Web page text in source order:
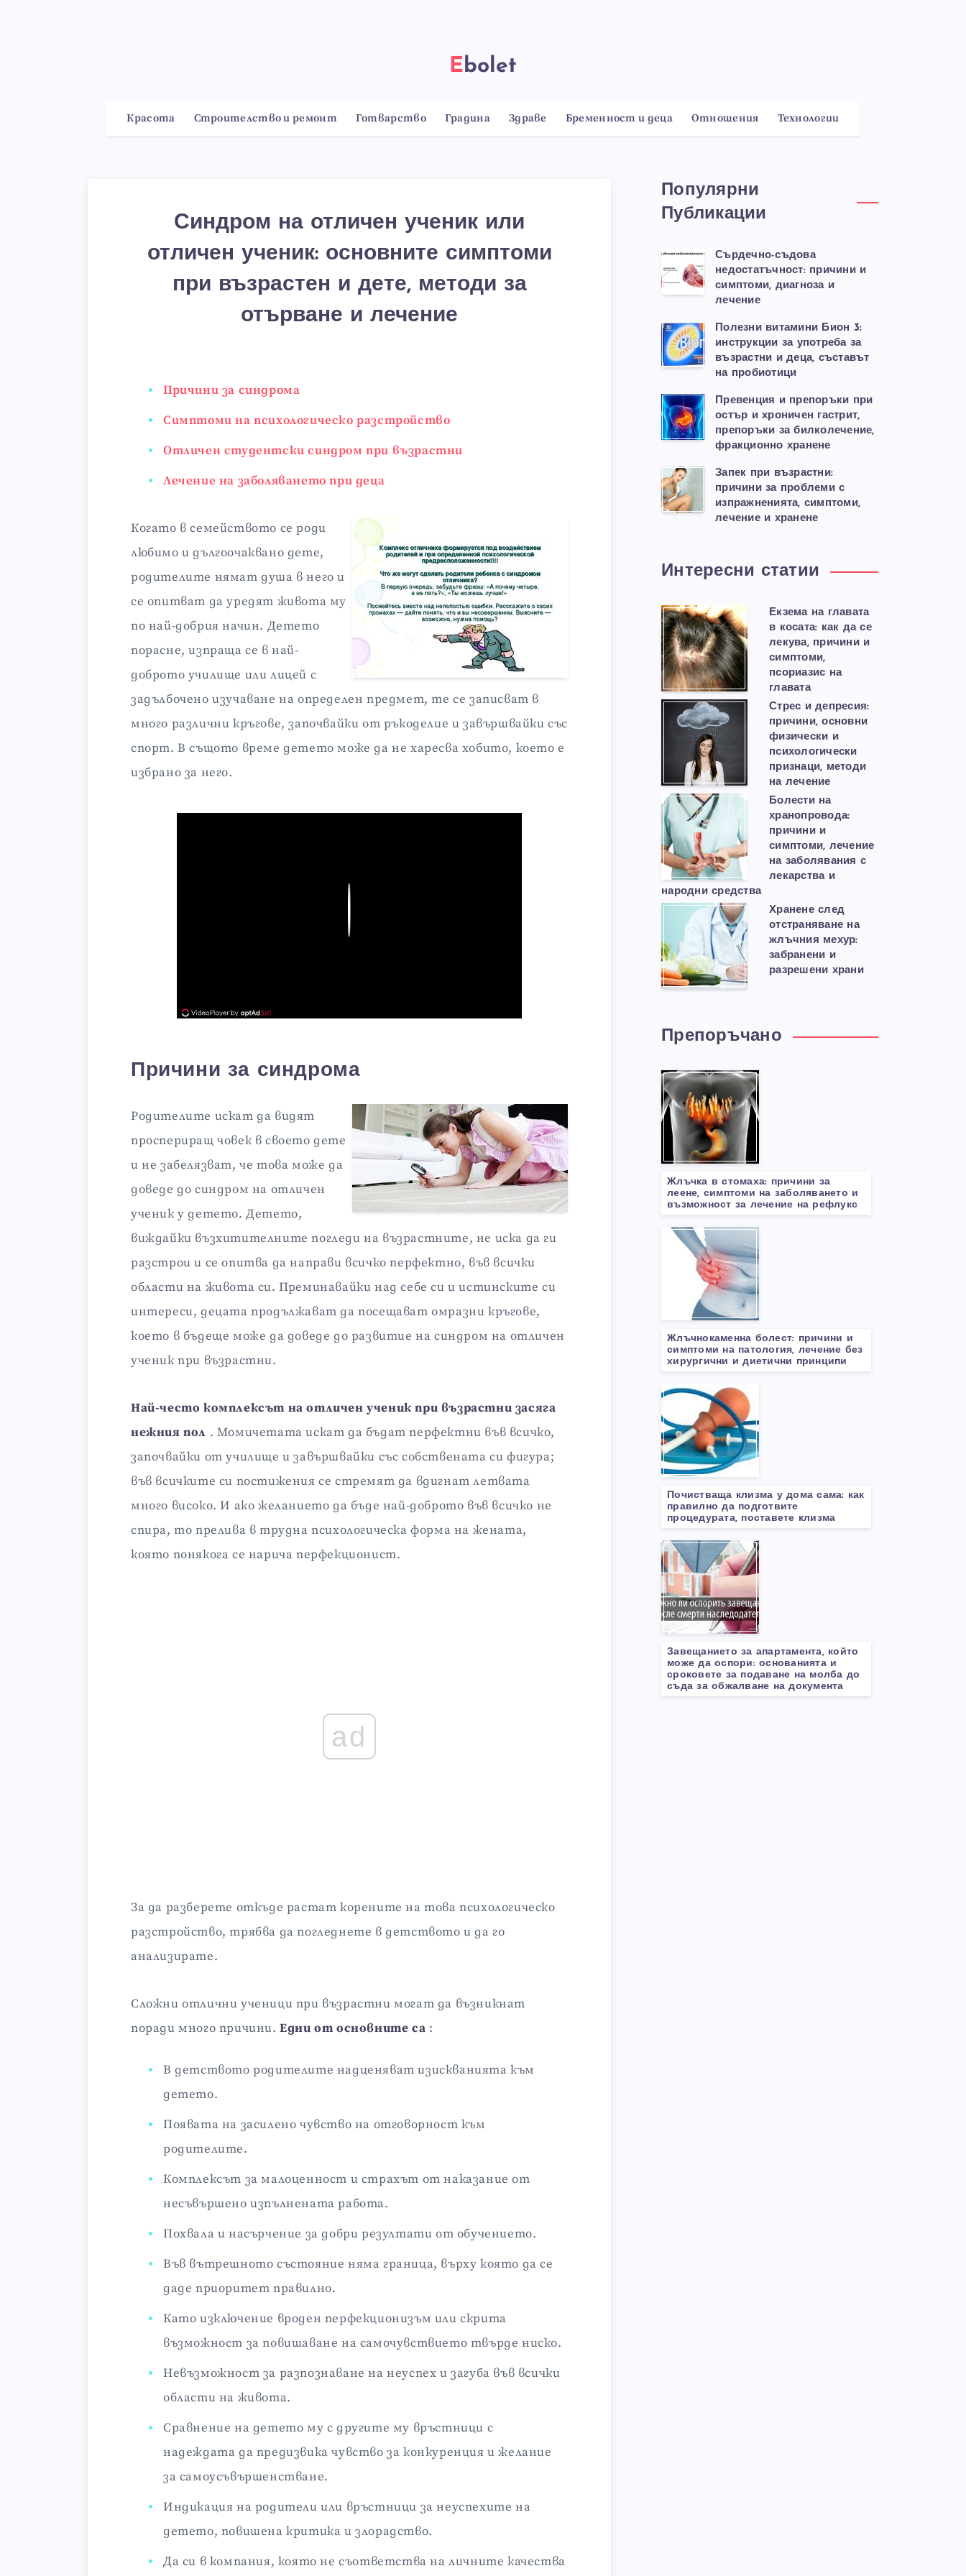
Ebolet
Красота Строителство и ремонт Готварство Градина Здраве Бременност и деца Отношения Технологии
Синдром на отличен ученик или
отличен ученик: основните симптоми
при възрастен и дете, методи за
отърване и лечение
Причини за синдрома
Симптоми на психологическо разстройство
Отличен студентски синдром при възрастни
Лечение на заболяването при деца
Когато в семейството се роди
любимо и дългоочаквано дете,
родителите нямат душа в него и
се опитват да уредят живота му
по най-добрия начин. Детето
порасне, изпраща се в най-
доброто училище или лицей с
задълбочено изучаване на определен предмет, те се записват в
много различни кръгове, започвайки от ръкоделие и завършвайки със
спорт. В същото време детето може да не харесва хобито, което е
избрано за него.
Причини за синдрома
Родителите искат да видят
проспериращ човек в своето дете
и не забелязват, че това може да
доведе до синдром на отличен
ученик у детето. Детето,
виждайки възхитителните погледи на възрастните, не иска да ги
разстрои и се опитва да направи всичко перфектно, във всички
области на живота си. Преминавайки над себе си и истинските си
интереси, децата продължават да посещават омразни кръгове,
което в бъдеще може да доведе до развитие на синдром на отличен
ученик при възрастни.
Най-често комплексът на отличен ученик при възрастни засяга
нежния пол . Момичетата искат да бъдат перфектни във всичко,
започвайки от училище и завършвайки със собствената си фигура;
във всичките си постижения се стремят да вдигнат летвата
много високо. И ако желанието да бъде най-доброто във всичко не
спира, то прелива в трудна психологическа форма на жената,
която понякога се нарича перфекционист.
ad
За да разберете откъде растат корените на това психологическо
разстройство, трябва да погледнете в детството и да го
анализирате.
Сложни отлични ученици при възрастни могат да възникнат
поради много причини.Едни от основните са :
В детството родителите надценяват изискванията към
детето.
Появата на засилено чувство на отговорност към
родителите.
Комплексът за малоценност и страхът от наказание от
несъвършено изпълнената работа.
Похвала и насърчение за добри резултати от обучението.
Във вътрешното състояние няма граница, върху която да се
даде приоритет правилно.
Като изключение вроден перфекционизъм или скрита
възможност за повишаване на самочувствието твърде ниско.
Невъзможност за разпознаване на неуспех и загуба във всички
области на живота.
Сравнение на детето му с другите му връстници с
надеждата да предизвика чувство за конкуренция и желание
за самоусъвършенстване.
Индикация на родители или връстници за неуспехите на
детето, повишена критика и злорадство.
Да си в компания, която не съответства на личните качества
Популярни
Публикации
Сърдечно-съдова
недостатъчност: причини и
симптоми, диагноза и
лечение
Полезни витамини Бион 3:
инструкции за употреба за
възрастни и деца, съставът
на пробиотици
Превенция и препоръки при
остър и хроничен гастрит,
препоръки за билколечение,
фракционно хранене
Запек при възрастни:
причини за проблеми с
изпражненията, симптоми,
лечение и хранене
Интересни статии
Екзема на главата
в косата: как да се
лекува, причини и
симптоми,
псориазис на
главата
Стрес и депресия:
причини, основни
физически и
психологически
признаци, методи
на лечение
Болести на
хранопровода:
причини и
симптоми, лечение
на заболявания с
лекарства и
народни средства
Хранене след
отстраняване на
жлъчния мехур:
забранени и
разрешени храни
Препоръчано
Жлъчка в стомаха: причини за
леене, симптоми на заболяването и
възможност за лечение на рефлукс
Жлъчнокаменна болест: причини и
симптоми на патология, лечение без
хирургични и диетични принципи
Почистваща клизма у дома сама: как
правилно да подготвите
процедурата, поставете клизма
Завещанието за апартамента, който
може да оспори: основанията и
сроковете за подаване на молба до
съда за обжалване на документа